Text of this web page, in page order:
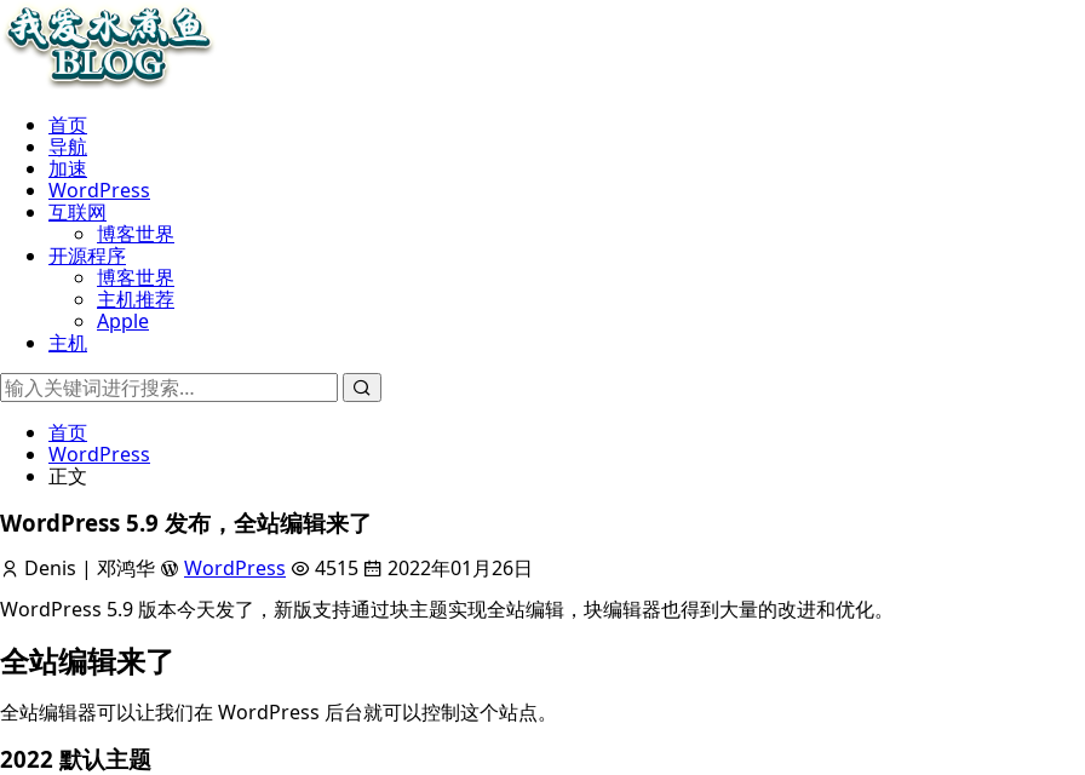
首页
导航
加速
WordPress
互联网
博客世界
开源程序
博客世界
主机推荐
Apple
主机
首页
WordPress
正文
WordPress 5.9 发布，全站编辑来了
Denis | 邓鸿华 WordPress 4515
2022年01月26日
WordPress 5.9 版本今天发了，新版支持通过块主题实现全站编辑，块编辑器也得到大量的改进和优化。
全站编辑来了
全站编辑器可以让我们在 WordPress 后台就可以控制这个站点。
2022 默认主题